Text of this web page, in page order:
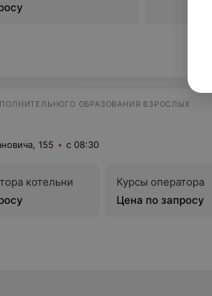
ОБРАЗОВАНИЯ ВЗРОСЛЫХ
155 с 08:30
котельни
Курсы оператора
Цена по запросу